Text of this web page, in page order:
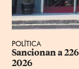
POLÍTICA
Sancionan a
2026